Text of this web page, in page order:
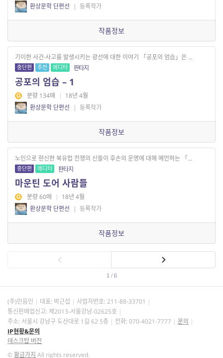
환상문학 단편선
| 등록작가
작품정보
기이한 사건·사고를 발생시키는 광선에 대한 이야기 「공포의 엄습」은 ...
중단편 추천 에디터 판타지
공포의 엄습 – 1
분량 134매 | 18년 4월
환상문학 단편선
| 등록작가
작품정보
노인으로 현신한 북유럽 전쟁의 신들이 후손의 운명에 대해 예언하는 「...
중단편 에디터 판타지
마운틴 도어 사람들
분량 60매 | 18년 4월
환상문학 단편선
| 등록작가
작품정보
1 / 6
(주)민음인 대표: 박근섭 사업자번호: 211-88-33701
통신판매업신고: 제2013-서울강남-02625호
주소: 서울시 강남구 도산대로 1길 62 5층
전화: 070-4021-7777
문의
IP현황&문의
데스크탑 버전
©황금가지 All rights reserved.